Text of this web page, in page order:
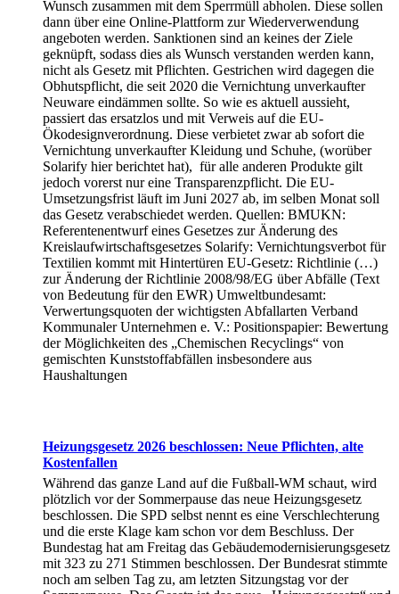
Wunsch zusammen mit dem Sperrmüll abholen. Diese sollen
dann über eine Online-Plattform zur Wiederverwendung
angeboten werden. Sanktionen sind an keines der Ziele
geknüpft, sodass dies als Wunsch verstanden werden kann,
nicht als Gesetz mit Pflichten. Gestrichen wird dagegen die
Obhutspflicht, die seit 2020 die Vernichtung unverkaufter
Neuware eindämmen sollte. So wie es aktuell aussieht,
passiert das ersatzlos und mit Verweis auf die EU-
Ökodesignverordnung. Diese verbietet zwar ab sofort die
Vernichtung unverkaufter Kleidung und Schuhe, (worüber
Solarify hier berichtet hat), für alle anderen Produkte gilt
jedoch vorerst nur eine Transparenzpflicht. Die EU-
Umsetzungsfrist läuft im Juni 2027 ab, im selben Monat soll
das Gesetz verabschiedet werden. Quellen: BMUKN:
Referentenentwurf eines Gesetzes zur Änderung des
Kreislaufwirtschaftsgesetzes Solarify: Vernichtungsverbot für
Textilien kommt mit Hintertüren EU-Gesetz: Richtlinie (…)
zur Änderung der Richtlinie 2008/98/EG über Abfälle (Text
von Bedeutung für den EWR) Umweltbundesamt:
Verwertungsquoten der wichtigsten Abfallarten Verband
Kommunaler Unternehmen e. V.: Positionspapier: Bewertung
der Möglichkeiten des „Chemischen Recyclings“ von
gemischten Kunststoffabfällen insbesondere aus
Haushaltungen
Heizungsgesetz 2026 beschlossen: Neue Pflichten, alte
Kostenfallen
Während das ganze Land auf die Fußball-WM schaut, wird
plötzlich vor der Sommerpause das neue Heizungsgesetz
beschlossen. Die SPD selbst nennt es eine Verschlechterung
und die erste Klage kam schon vor dem Beschluss. Der
Bundestag hat am Freitag das Gebäudemodernisierungsgesetz
mit 323 zu 271 Stimmen beschlossen. Der Bundesrat stimmte
noch am selben Tag zu, am letzten Sitzungstag vor der